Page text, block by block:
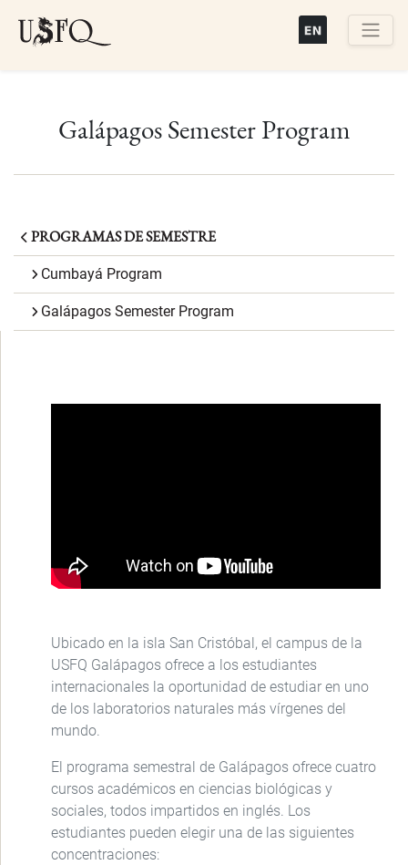
Galápagos Semester Program
PROGRAMAS DE SEMESTRE
Cumbayá Program
Galápagos Semester Program
Ubicado en la isla San Cristóbal, el campus de la
USFQ Galápagos ofrece a los estudiantes
internacionales la oportunidad de estudiar en uno
de los laboratorios naturales más vírgenes del
mundo.
El programa semestral de Galápagos ofrece cuatro
cursos académicos en ciencias biológicas y
sociales, todos impartidos en inglés. Los
estudiantes pueden elegir una de las siguientes
concentraciones: